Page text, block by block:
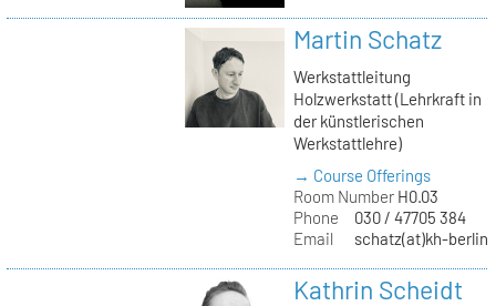
Martin Schatz
Werkstattleitung
Holzwerkstatt (Lehrkraft in
der künstlerischen
Werkstattlehre)
→ Course Offerings
Room NumberH0.03
Phone
030 / 47705 384
Email
schatz(at)kh-
Kathrin Scheidt